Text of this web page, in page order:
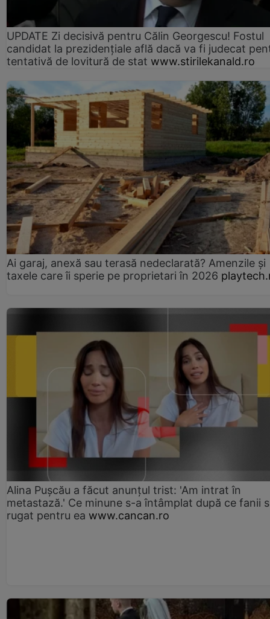
UPDATE Zi decisivă pentru Călin Georgescu! Fostul
candidat la prezidențiale află dacă va fi judecat
tentativă de lovitură de stat www.stirilekanald.ro
Ai garaj, anexă sau terasă nedeclarată? Amenzile și
taxele care îi sperie pe proprietari în 2026
Alina Pușcău a făcut anunțul trist: 'Am intrat în
metastază.' Ce minune s-a întâmplat după ce fanii
rugat pentru ea www.cancan.ro